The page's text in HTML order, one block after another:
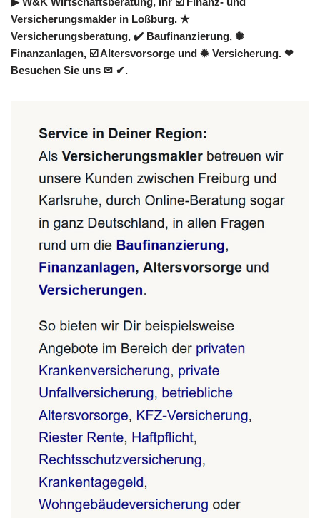
Versicherungsmakler in Loßburg. ★
Versicherungsberatung, ✔️ Baufinanzierung, ✺
Finanzanlagen, ☑️ Altersvorsorge und ✹ Versicherung. ❤
Besuchen Sie uns ✉ ✔.